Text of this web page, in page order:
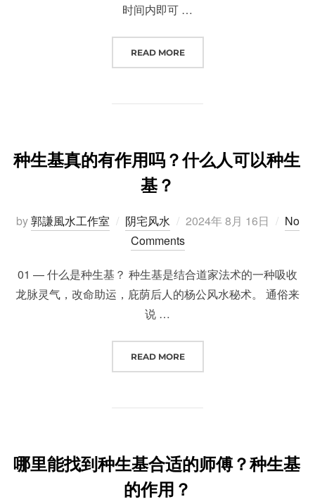
时间内即可 …
READ MORE“闾山派投坛寄生基科仪，又称闾
种生基真的有作用吗？什么人可以种生
基？
by郭謙風水工作室 阴宅风水
Posted
on
2024年 8月 16日
No
Comments
01 — 什么是种生基？ 种生基是结合道家法术的一种吸收
龙脉灵气，改命助运，庇荫后人的杨公风水秘术。 通俗来
说 …
READ MORE“种生基真的有作用吗？什么人可
哪里能找到种生基合适的师傅？种生基
的作用？